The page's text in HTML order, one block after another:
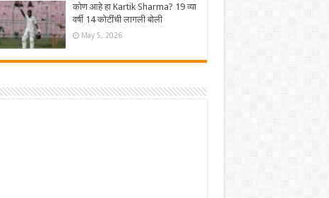
कोण आहे हा Kartik Sharma? 19 व्या
वर्षी 14 कोटींची लागली बोली
May 5, 2026